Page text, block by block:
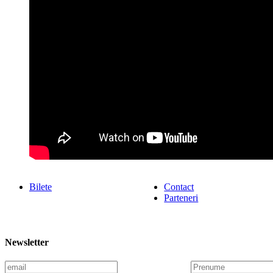
Bilete
Contact
Parteneri
Newsletter
E
P